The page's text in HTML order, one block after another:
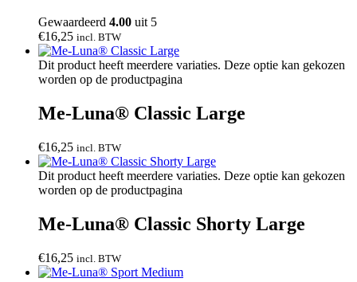
Gewaardeerd 4.00 uit 5
€16,25 incl. BTW
Dit product heeft meerdere variaties. Deze optie kan gekozen
worden op de productpagina
Me-Luna® Classic Large
€16,25 incl. BTW
Dit product heeft meerdere variaties. Deze optie kan gekozen
worden op de productpagina
Me-Luna® Classic Shorty Large
€16,25 incl. BTW